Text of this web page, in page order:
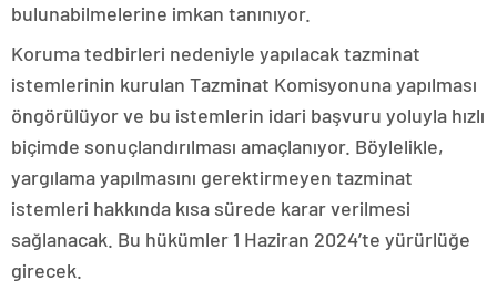
bulunabilmelerine imkan tanınıyor.
Koruma tedbirleri nedeniyle yapılacak tazminat
istemlerinin kurulan Tazminat Komisyonuna yapılması
öngörülüyor ve bu istemlerin idari başvuru yoluyla hızlı
biçimde sonuçlandırılması amaçlanıyor. Böylelikle,
yargılama yapılmasını gerektirmeyen tazminat
istemleri hakkında kısa sürede karar verilmesi
sağlanacak. Bu hükümler 1 Haziran 2024’te yürürlüğe
girecek.